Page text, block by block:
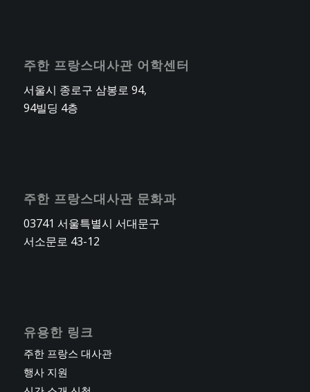
주한 프랑스대사관 어학센터
서울시 종로구 삼봉로 94,
94빌딩 4층
주한 프랑스대사관 문화과
03741 서울특별시 서대문구
서소문로 43-12
유용한 링크
주한 프랑스 대사관
행사 지원